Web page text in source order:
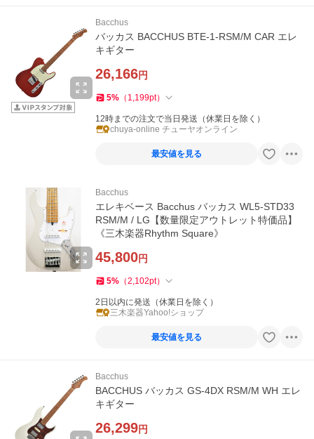
Bacchus
バッカス BACCHUS BTE-1-RSM/M CAR エレ
キギター
26,166円
5% （ 1,199pt）
12時までの注文で当日発送（休業日を除く）
chuya-online チューヤオンライン
最安値を見る
Bacchus
エレキベース Bacchus バッカス WL5-STD33
RSM/M / LG【数量限定アウトレット特価品】
《三木楽器Rhythm Square》
45,800円
5% （2,102pt）
2日以内に発送（休業日を除く）
三木楽器Yahoo!ショップ
最安値を見る
Bacchus
BACCHUS バッカス GS-4DX RSM/M WH エレ
キギター
26,299円